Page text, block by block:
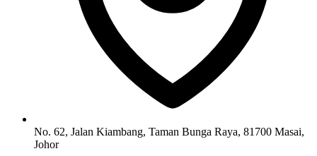
No. 62, Jalan Kiambang, Taman Bunga Raya, 81700 Masai,
Johor